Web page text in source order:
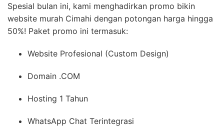
Spesial bulan ini, kami menghadirkan promo bikin
website murah Cimahi dengan potongan harga hingga
50%! Paket promo ini termasuk:
Website Profesional (Custom Design)
Domain .COM
Hosting 1 Tahun
WhatsApp Chat Terintegrasi